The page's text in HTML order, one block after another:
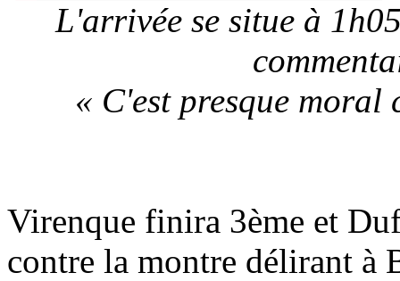
L'arrivée se situe à
« C'est presque moral
Virenque finira 3ème et
contre la montre délirant à